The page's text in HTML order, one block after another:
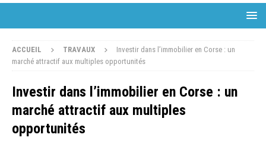
ACCUEIL TRAVAUX
Investir dans l’immobilier en Corse : un
marché attractif aux multiples opportunités
Investir dans l’immobilier en Corse : un
marché attractif aux multiples
opportunités